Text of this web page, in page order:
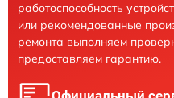
работоспособность
или рекомендованные
ремонта выполняем
предоставляем гарантию.